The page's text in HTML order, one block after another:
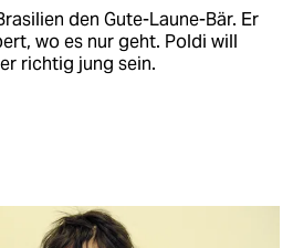
den Gute-Laune-Bär. Er
wo es nur geht. Poldi will
richtig jung sein.